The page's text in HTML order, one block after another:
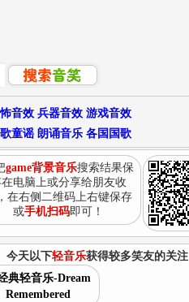
音效 兵器音效 游戏音效
童谣 朗诵音乐 各国国歌
game背景音乐搜索结果保
电脑上或分享给朋友收
在右侧二维码上右键保存
或手机扫码即可！
今天以下轻音乐获得较多笑友的关注
典轻音乐-Dream
Remembered